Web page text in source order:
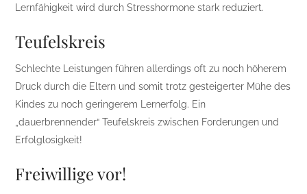
Lernfähigkeit wird durch Stresshormone stark reduziert.
Teufelskreis
Schlechte Leistungen führen allerdings oft zu noch höherem
Druck durch die Eltern und somit trotz gesteigerter Mühe des
Kindes zu noch geringerem Lernerfolg. Ein
„dauerbrennender“ Teufelskreis zwischen Forderungen und
Erfolglosigkeit!
Freiwillige vor!